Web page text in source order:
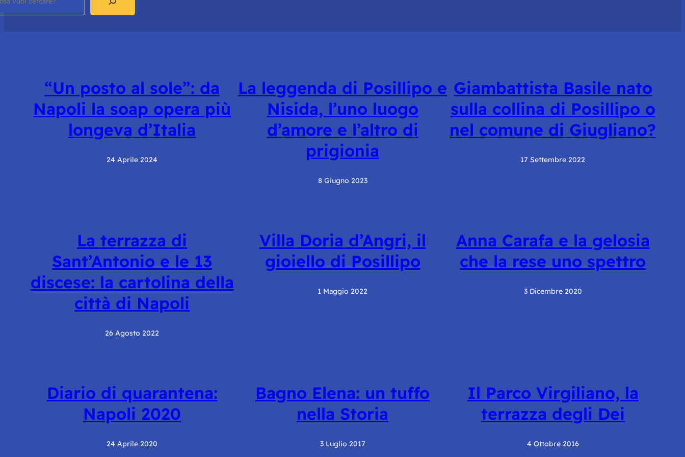
“Un posto al sole”: da
Napoli la soap opera più
longeva d’Italia
24 Aprile 2024
La leggenda di Posillipo e
Nisida, l’uno luogo
d’amore e l’altro di
prigionia
8 Giugno 2023
Giambattista Basile nato
sulla collina di Posillipo o
nel comune di Giugliano?
17 Settembre 2022
La terrazza di
Sant’Antonio e le 13
discese: la cartolina della
città di Napoli
26 Agosto 2022
Villa Doria d’Angri, il
gioiello di Posillipo
1 Maggio 2022
Anna Carafa e la gelosia
che la rese uno spettro
3 Dicembre 2020
Diario di quarantena:
Napoli 2020
24 Aprile 2020
Bagno Elena: un tuffo
nella Storia
3 Luglio 2017
Il Parco Virgiliano, la
terrazza degli Dei
4 Ottobre 2016